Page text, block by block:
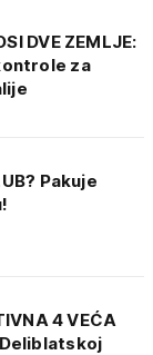
DVE ZEMLJE:
za
Pakuje
4 VEĆA